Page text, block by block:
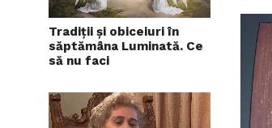
Tradiții și obiceiuri în
săptămâna Luminată. Ce
să nu faci